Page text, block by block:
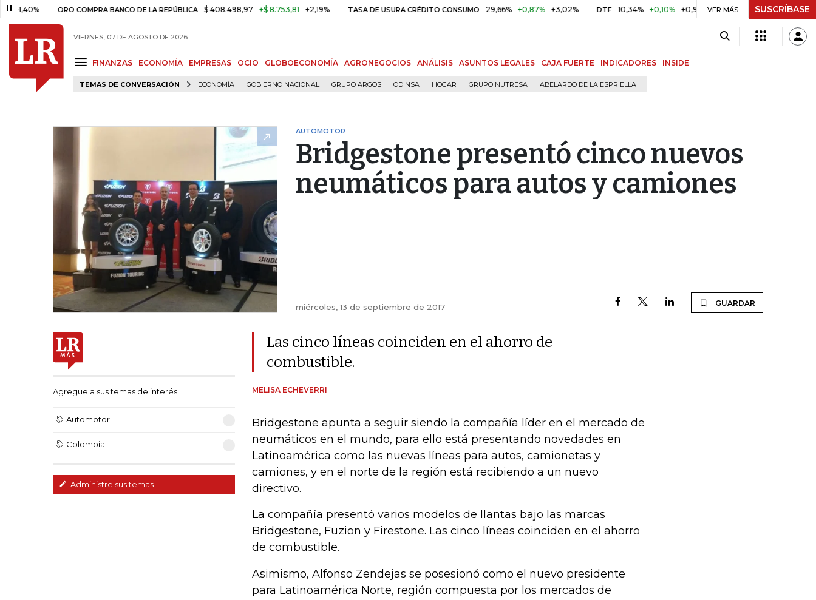
ORO COMPRA BANCO DE LA REPÚBLICA $ 408.498,97 +$ 8.753,81 +2,19% TASA DE USURA CRÉDITO CONSUMO 29,66% +0,87% +3,02% DTF 10,34% +0,10% +0,98% UVR $ 416,91 +$ 0,05
VER MÁS SUSCRÍBASE
VIERNES, 07 DE AGOSTO DE 2026
FINANZAS ECONOMÍA EMPRESAS OCIO GLOBOECONOMÍA AGRONEGOCIOS ANÁLISIS ASUNTOS LEGALES CAJA FUERTE INDICADORES INSIDE
TEMAS DE CONVERSACIÓN ECONOMÍA GOBIERNO NACIONAL GRUPO ARGOS ODINSA HOGAR GRUPO NUTRESA ABELARDO DE LA ESPRIELLA
AUTOMOTOR
Bridgestone presentó cinco nuevos
neumáticos para autos y camiones
miércoles, 13 de septiembre de 2017 GUARDAR
Agregue a sus temas de interés
Automotor
Colombia
Administre sus temas
Las cinco líneas coinciden en el ahorro de
combustible.
MELISA ECHEVERRI
Bridgestone apunta a seguir siendo la compañía líder en el mercado de
neumáticos en el mundo, para ello está presentando novedades en
Latinoamérica como las nuevas líneas para autos, camionetas y
camiones, y en el norte de la región está recibiendo a un nuevo
directivo.
La compañía presentó varios modelos de llantas bajo las marcas
Bridgestone, Fuzion y Firestone. Las cinco líneas coinciden en el ahorro
de combustible.
Asimismo, Alfonso Zendejas se posesionó como el nuevo presidente
para Latinoamérica Norte, región compuesta por los mercados de